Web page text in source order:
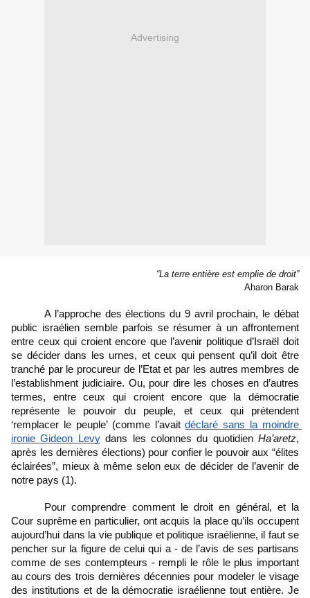
Advertising
“La terre entière est emplie de droit”
Aharon Barak
A l’approche des élections du 9 avril prochain, le débat
public israélien semble parfois se résumer à un affrontement
entre ceux qui croient encore que l’avenir politique d’Israël doit
se décider dans les urnes, et ceux qui pensent qu’il doit être
tranché par le procureur de l’Etat et par les autres membres de
l’establishment judiciaire. Ou, pour dire les choses en d’autres
termes, entre ceux qui croient encore que la démocratie
représente le pouvoir du peuple, et ceux qui prétendent
‘remplacer le peuple’ (comme l’avait déclaré sans la moindre
ironie Gideon Levy dans les colonnes du quotidien Ha’aretz,
après les dernières élections) pour confier le pouvoir aux “élites
éclairées”, mieux à même selon eux de décider de l’avenir de
notre pays (1).
Pour comprendre comment le droit en général, et la
Cour suprême en particulier, ont acquis la place qu’ils occupent
aujourd’hui dans la vie publique et politique israélienne, il faut se
pencher sur la figure de celui qui a - de l’avis de ses partisans
comme de ses contempteurs - rempli le rôle le plus important
au cours des trois dernières décennies pour modeler le visage
des institutions et de la démocratie israélienne tout entière. Je